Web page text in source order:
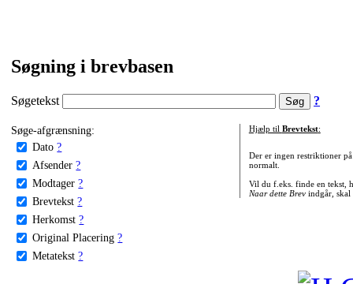
Søgning i brevbasen
Søgetekst ?
Søge-afgrænsning:
Dato ?
Afsender ?
Modtager ?
Brevtekst ?
Herkomst ?
Original Placering ?
Metatekst ?
Hjælp til Brevtekst:
Der er ingen restriktioner
normalt.
Vil du f.eks. finde en tekst,
Naar dette Brevindgår, skal